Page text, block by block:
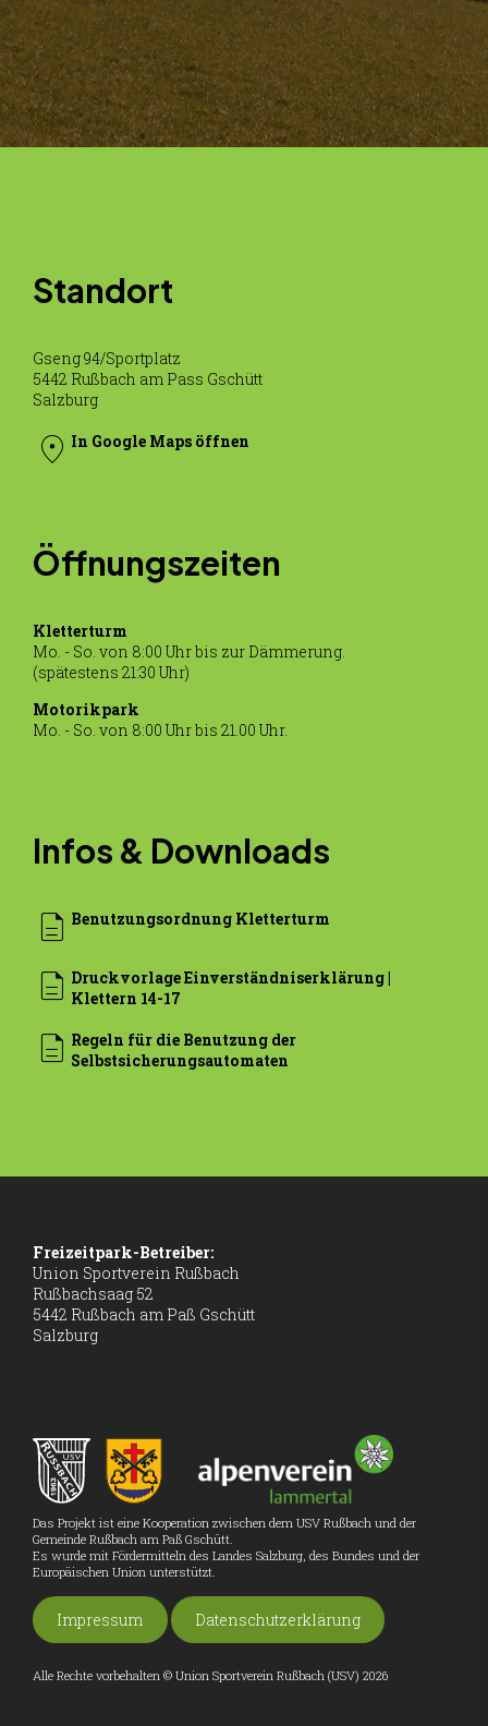
Standort
Gseng 94/Sportplatz
5442 Rußbach am Pass Gschütt
Salzburg
location_on In Google Maps öffnen
Öffnungszeiten
Kletterturm
Mo. - So. von 8:00 Uhr bis zur Dämmerung.
(spätestens 21:30 Uhr)
Motorikpark
Mo. - So. von 8:00 Uhr bis 21.00 Uhr.
Infos & Downloads
description Benutzungsordnung Kletterturm
description Druckvorlage Einverständniserklärung |
Klettern 14-17
description Regeln für die Benutzung der
Selbst­sicherungs­automaten
Freizeitpark-Betreiber:
Union Sportverein Rußbach
Rußbachsaag 52
5442 Rußbach am Paß Gschütt
Salzburg
Das Projekt ist eine Kooperation zwischen dem USV Rußbach und der
Gemeinde Rußbach am Paß Gschütt.
Es wurde mit Fördermitteln des Landes Salzburg, des Bundes und der
Europäischen Union unterstützt.
Impressum Datenschutzerklärung
Alle Rechte vorbehalten © Union Sportverein Rußbach (USV) 2026